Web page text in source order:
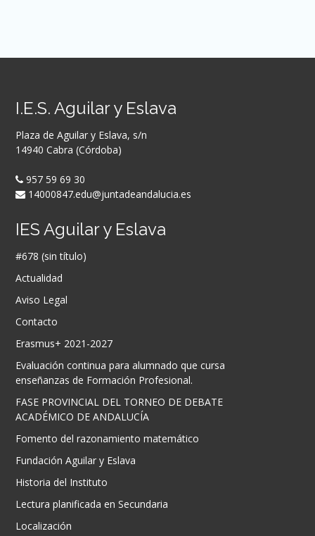
I.E.S. Aguilar y Eslava
Plaza de Aguilar y Eslava, s/n
14940 Cabra (Córdoba)
957 59 69 30
14000847.edu@juntadeandalucia.es
IES Aguilar y Eslava
#678 (sin título)
Actualidad
Aviso Legal
Contacto
Erasmus+ 2021-2027
Evaluación continua para alumnado que cursa
enseñanzas de Formación Profesional.
FASE PROVINCIAL DEL TORNEO DE DEBATE
ACADÉMICO DE ANDALUCÍA
Fomento del razonamiento matemático
Fundación Aguilar y Eslava
Historia del Instituto
Lectura planificada en Secundaria
Localización